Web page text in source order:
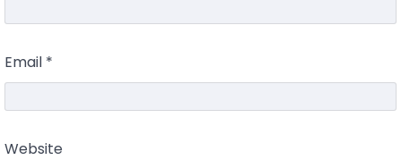
Email *
Website